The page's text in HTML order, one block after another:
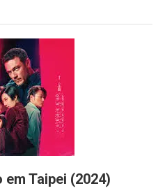
Taipei (2024)